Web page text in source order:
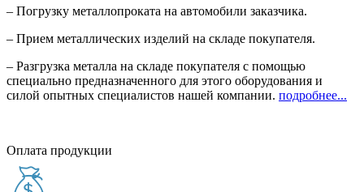
– Погрузку металлопроката на автомобили заказчика.
– Прием металлических изделий на складе покупателя.
– Разгрузка металла на складе покупателя с помощью
специально предназначенного для этого оборудования и
силой опытных специалистов нашей компании. подробнее...
Оплата продукции